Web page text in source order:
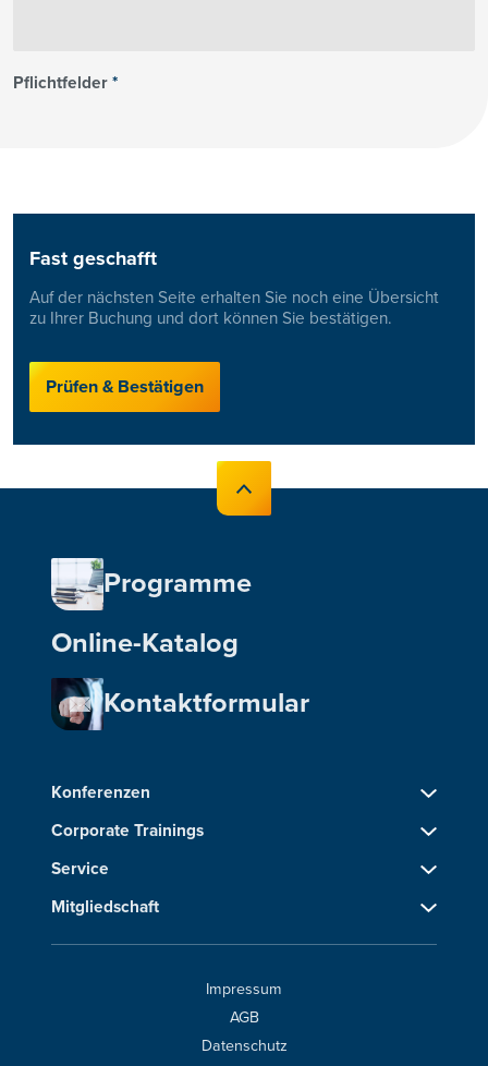
Pflichtfelder*
Fast geschafft
Auf der nächsten Seite erhalten Sie noch eine Übersicht
zu Ihrer Buchung und dort können Sie bestätigen.
Prüfen & Bestätigen
Programme
Online-Katalog
Kontaktformular
Konferenzen
Corporate Trainings
Service
Mitgliedschaft
Impressum
AGB
Datenschutz